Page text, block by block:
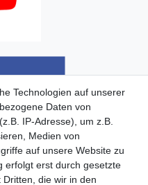
Technologien auf unserer
Daten von
IP-Adresse), um z.B.
Medien von
auf unsere Website zu
erfolgt erst durch gesetzte
die wir in den